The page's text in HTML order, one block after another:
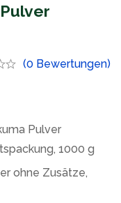
(0 Bewertungen)
Pulver
1000 g
ohne Zusätze,